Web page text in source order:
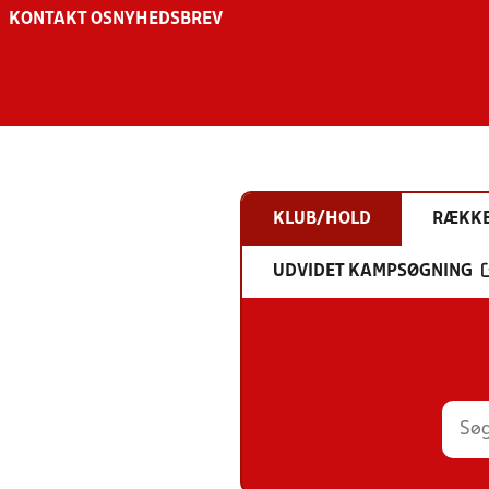
KONTAKT OS NYHEDSBREV
KLUB/HOLD
UDVIDET KAMPSØGNING